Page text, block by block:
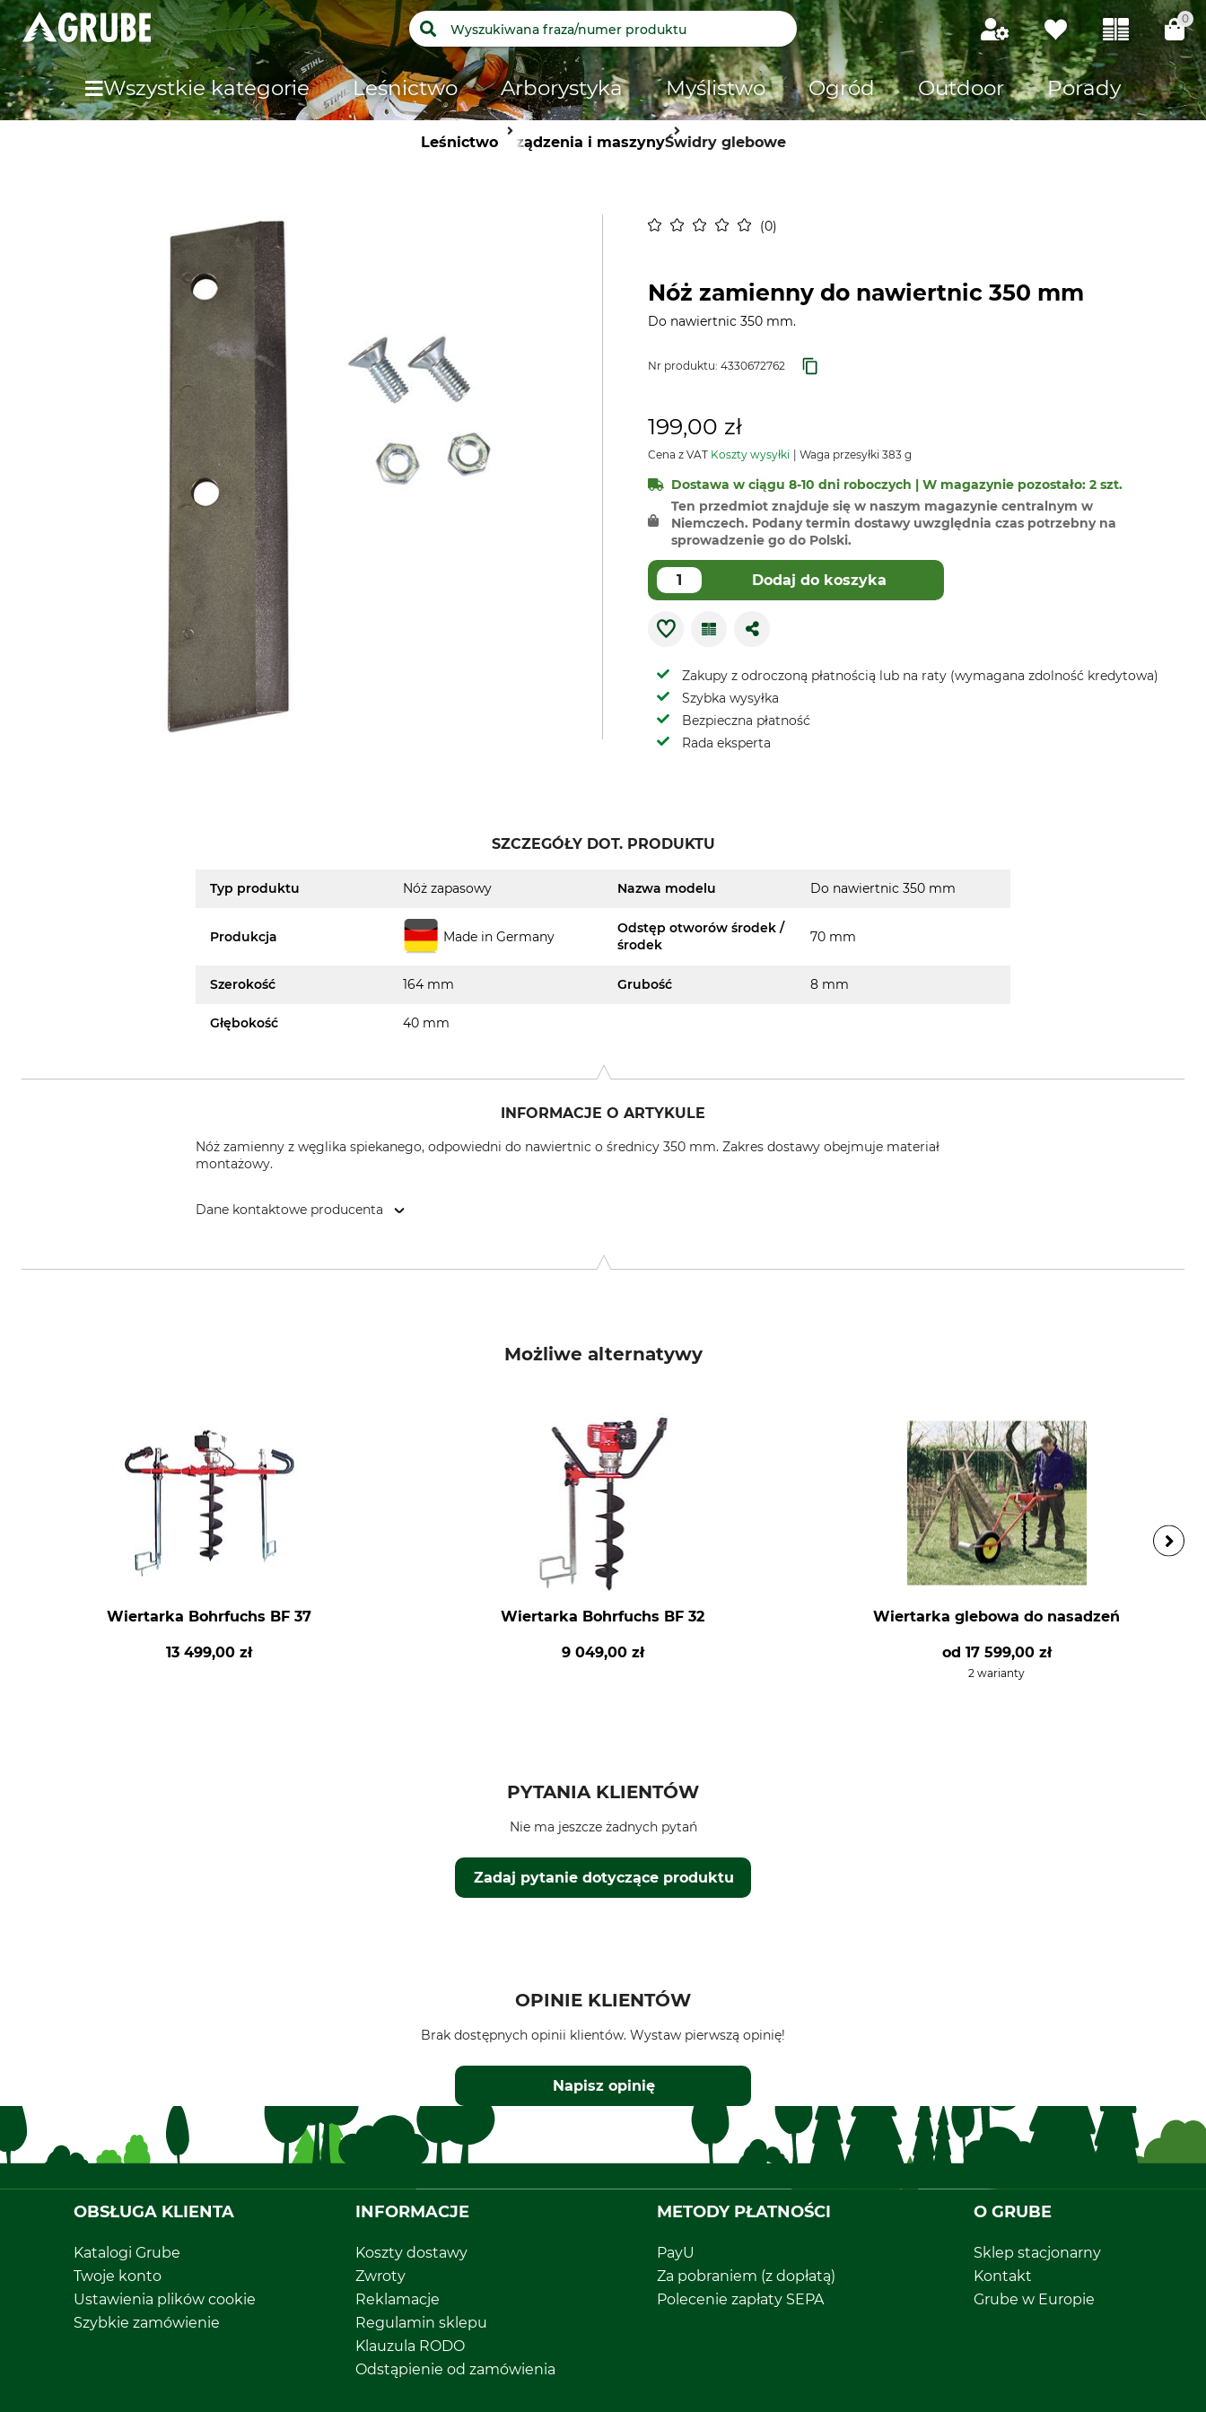
0
Wszystkie kategorie Leśnictwo Arborystyka Myślistwo Ogród Outdoor Porady
LeśnictwoUrządzenia i maszynyŚwidry glebowe
0
Nóż zamienny do nawiertnic 350 mm
Do nawiertnic 350 mm.
Nr produktu: 4330672762
199,00 zł
Cena z VAT Koszty wysyłki Waga przesyłki 383 g
Dostawa w ciągu 8-10 dni roboczych | W magazynie pozostało: 2 szt.
Ten przedmiot znajduje się w naszym magazynie centralnym w
Niemczech. Podany termin dostawy uwzględnia czas potrzebny na
sprowadzenie go do Polski.
Dodaj do koszyka
Zakupy z odroczoną płatnością lub na raty (wymagana zdolność kredytowa)
Szybka wysyłka
Bezpieczna płatność
Rada eksperta
SZCZEGÓŁY DOT. PRODUKTU
Typ produktu Nóż zapasowy Nazwa modelu Do nawiertnic 350 mm
Produkcja Made in Germany
Odstęp otworów środek /
środek
70 mm
Szerokość 164 mm Grubość 8 mm
Głębokość 40 mm
INFORMACJE O ARTYKULE
Nóż zamienny z węglika spiekanego, odpowiedni do nawiertnic o średnicy 350 mm. Zakres dostawy obejmuje materiał
montażowy.
Dane kontaktowe producenta
Możliwe alternatywy
Wiertarka Bohrfuchs BF 37
13 499,00 zł
Wiertarka Bohrfuchs BF 32
9 049,00 zł
Wiertarka glebowa do nasadzeń
od 17 599,00 zł
2 warianty
PYTANIA KLIENTÓW
Zadaj pytanie dotyczące produktu
Nie ma jeszcze żadnych pytań
OPINIE KLIENTÓW
Brak dostępnych opinii klientów. Wystaw pierwszą opinię!
Napisz opinię
OBSŁUGA KLIENTA
Katalogi Grube
Twoje konto
Ustawienia plików cookie
Szybkie zamówienie
INFORMACJE
Koszty dostawy
Zwroty
Reklamacje
Regulamin sklepu
Klauzula RODO
Odstąpienie od zamówienia
METODY PŁATNOŚCI
PayU
Za pobraniem (z dopłatą)
Polecenie zapłaty SEPA
O GRUBE
Sklep stacjonarny
Kontakt
Grube w Europie